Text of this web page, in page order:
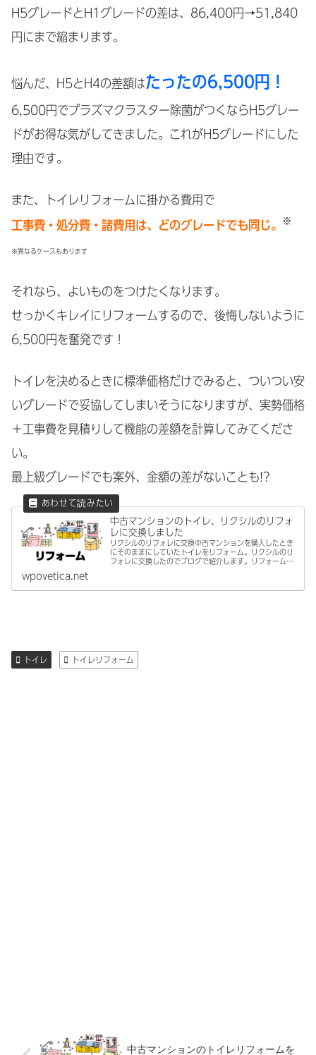
H5グレードとH1グレードの差は、86,400円→51,840
円にまで縮まります。
悩んだ、H5とH4の差額はたったの6,500円！
6,500円でプラズマクラスター除菌がつくならH5グレー
ドがお得な気がしてきました。これがH5グレードにした
理由です。
また、トイレリフォームに掛かる費用で
工事費・処分費・諸費用は、どのグレードでも同じ。
※
※異なるケースもあります
それなら、よいものをつけたくなります。
せっかくキレイにリフォームするので、後悔しないように
6,500円を奮発です！
トイレを決めるときに標準価格だけでみると、ついつい安
いグレードで妥協してしまいそうになりますが、実勢価格
＋工事費を見積りして機能の差額を計算してみてくださ
い。
最上級グレードでも案外、金額の差がないことも!?
中古マンションのトイレ、リクシルのリフォ
レに交換しました
リクシルのリフォレに交換中古マンションを購入したとき
にそのままにしていたトイレをリフォーム。リクシルのリ
フォレに交換したのでブログで紹介します。リフォームを
wpovetica.net
トイレ トイレリフォーム
中古マンションのトイレリフォームを